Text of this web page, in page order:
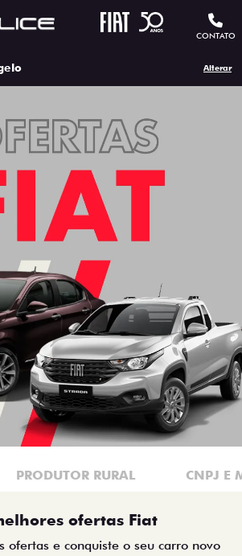
CONTATO
Alterar
PRODUTOR RURAL CNPJ E
ofertas Fiat
ofertas e conquiste o seu carro novo